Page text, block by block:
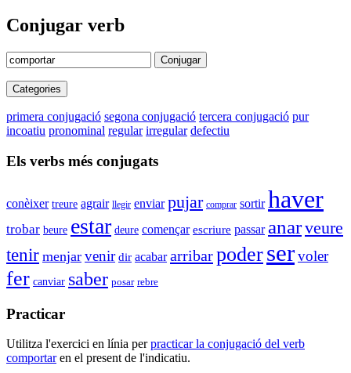
Conjugar verb
Conjugar
Categories
primera conjugació segona conjugació tercera conjugació pur
incoatiu pronominal regular irregular defectiu
Els verbs més conjugats
conèixer treure agrair llegir enviar pujar comprar sortir haver
trobar beure estar deure començar escriure passar anarveure
tenir menjar venir dir acabar arribarpoderservoler
fer canviar saber posar rebre
Practicar
Utilitza l'exercici en línia perpracticar la conjugació del verb
comportaren el present de l'indicatiu.